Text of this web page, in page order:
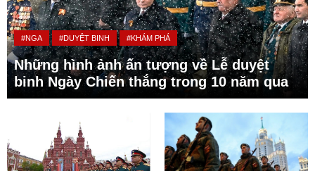
#NGA #DUYỆT BINH #KHÁM PHÁ
Những hình ảnh ấn tượng về Lễ duyệt
binh Ngày Chiến thắng trong 10 năm qua